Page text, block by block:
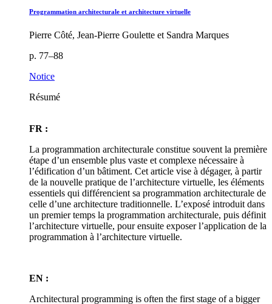
Programmation architecturale et architecture virtuelle
Pierre Côté, Jean-Pierre Goulette et Sandra Marques
p. 77–88
Notice
Résumé
FR :
La programmation architecturale constitue souvent la première
étape d’un ensemble plus vaste et complexe nécessaire à
l’édification d’un bâtiment. Cet article vise à dégager, à partir
de la nouvelle pratique de l’architecture virtuelle, les éléments
essentiels qui différencient sa programmation architecturale de
celle d’une architecture traditionnelle. L’exposé introduit dans
un premier temps la programmation architecturale, puis définit
l’architecture virtuelle, pour ensuite exposer l’application de la
programmation à l’architecture virtuelle.
EN :
Architectural programming is often the first stage of a bigger